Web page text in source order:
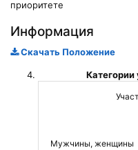
приоритете
Информация
Скачать Положение
Категории
Мужчины, женщины